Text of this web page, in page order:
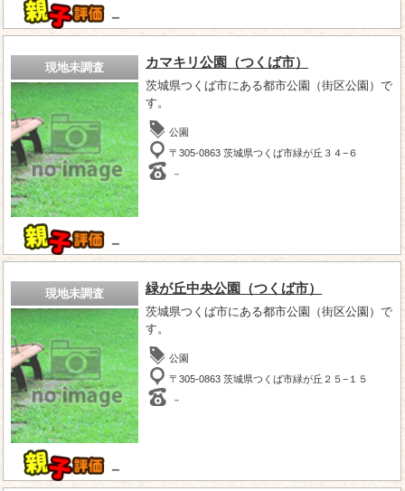
－
現地未調査
－
カマキリ公園（つくば市）
茨城県つくば市にある都市公園（街区公園）で
す。
公園
〒305-0863 茨城県つくば市緑が丘３４−６
－
現地未調査
－
緑が丘中央公園（つくば市）
茨城県つくば市にある都市公園（街区公園）で
す。
公園
〒305-0863 茨城県つくば市緑が丘２５−１５
－